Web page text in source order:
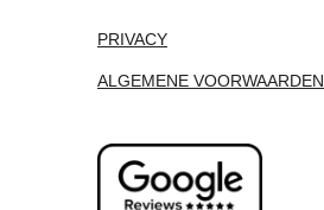
PRIVACY
ALGEMENE VOORWAARDEN